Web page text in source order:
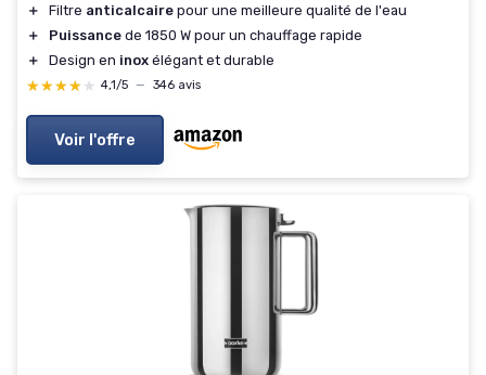
＋
Filtre anticalcaire pour une meilleure qualité de l'eau
＋
Puissance de 1850 W pour un chauffage rapide
＋
Design en inox élégant et durable
★★★★★
★★★★★ 4,1/5 — 346 avis
Voir l'offre